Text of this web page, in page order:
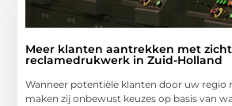
Meer klanten aantrekken met
reclamedrukwerk in Zuid-Holland
Wanneer potentiële klanten door uw regio
maken zij onbewust keuzes op basis van